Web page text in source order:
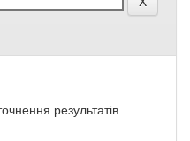
результатів